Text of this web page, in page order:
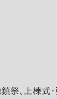
祭、上棟